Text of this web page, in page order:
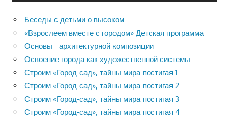
Беседы с детьми о высоком
«Взрослеем вместе с городом» Детская программа
Основы архитектурной композиции
Освоение города как художественной системы
Строим «Город-сад», тайны мира постигая 1
Строим «Город-сад», тайны мира постигая 2
Строим «Город-сад», тайны мира постигая 3
Строим «Город-сад», тайны мира постигая 4